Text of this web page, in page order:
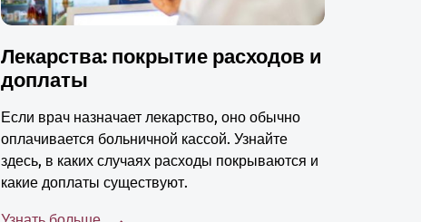
Лекарства: покрытие расходов и
доплаты
Если врач назначает лекарство, оно обычно
оплачивается больничной кассой. Узнайте
здесь, в каких случаях расходы покрываются и
какие доплаты существуют.